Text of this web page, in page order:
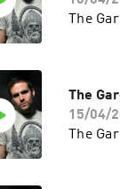
The
The
15/04/
The